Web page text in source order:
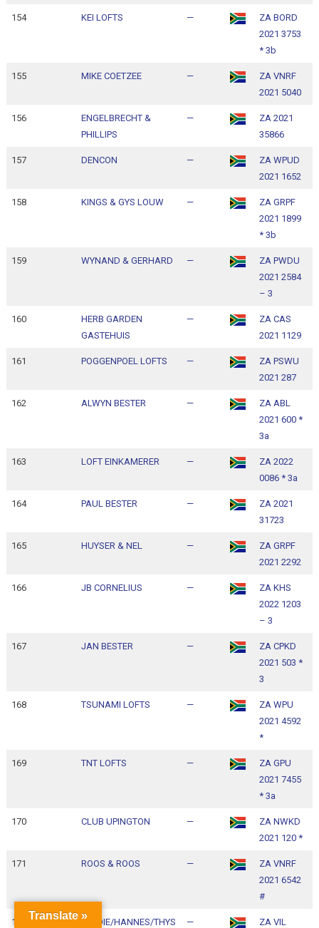
154 KEI LOFTS —
ZA BORD
2021 3753
* 3b
155 MIKE COETZEE —
ZA VNRF
2021 5040
156
ENGELBRECHT &
PHILLIPS
—
ZA 2021
35866
157 DENCON —
ZA WPUD
2021 1652
158 KINGS & GYS LOUW —
ZA GRPF
2021 1899
* 3b
159 WYNAND & GERHARD —
ZA PWDU
2021 2584
– 3
160
HERB GARDEN
GASTEHUIS
—
ZA CAS
2021 1129
161 POGGENPOEL LOFTS —
ZA PSWU
2021 287
162 ALWYN BESTER —
ZA ABL
2021 600 *
3a
163 LOFT EINKAMERER —
ZA 2022
0086 * 3a
164 PAUL BESTER —
ZA 2021
31723
165 HUYSER & NEL —
ZA GRPF
2021 2292
166 JB CORNELIUS —
ZA KHS
2022 1203
– 3
167 JAN BESTER —
ZA CPKD
2021 503 *
3
168 TSUNAMI LOFTS —
ZA WPU
2021 4592
*
169 TNT LOFTS —
ZA GPU
2021 7455
* 3a
170 CLUB UPINGTON —
ZA NWKD
2021 120 *
171 ROOS & ROOS —
ZA VNRF
2021 6542
#
172 FERDIE/HANNES/THYS — ZA VIL
Translate »